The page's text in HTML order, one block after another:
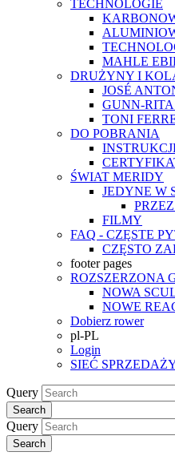
TECHNOLOGIE
MAHLE
DRUŻYNY I
JOSÉ
GUNN-
TONI
DO POBRANIA
ŚWIAT MERIDY
JEDYNE W
FILMY
FAQ - CZĘSTE
CZĘSTO
footer pages
ROZSZERZONA
NOWA
NOWE
Dobierz rower
pl-PL
Login
SIEĆ
Query
Search
Query
Search